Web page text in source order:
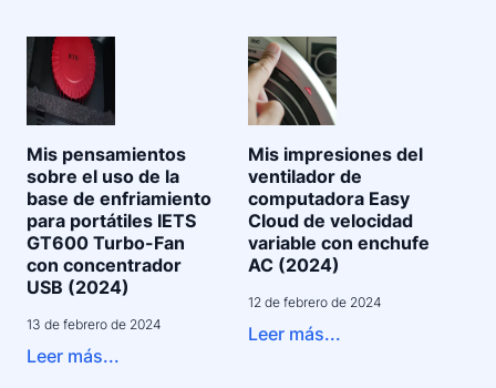
Mis pensamientos
sobre el uso de la
base de enfriamiento
para portátiles IETS
GT600 Turbo-Fan
con concentrador
USB (2024)
13 de febrero de 2024
Leer más...
Mis impresiones del
ventilador de
computadora Easy
Cloud de velocidad
variable con enchufe
AC (2024)
12 de febrero de 2024
Leer más...